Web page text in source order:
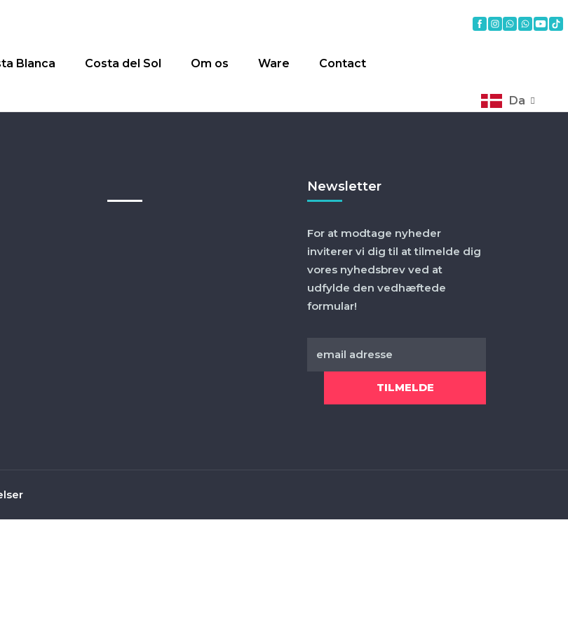
Blanca Costa del Sol Om os Ware Contact
Da
Newsletter
For at modtage nyheder
inviterer vi dig til at tilmelde dig
vores nyhedsbrev ved at
udfylde den vedhæftede
formular!